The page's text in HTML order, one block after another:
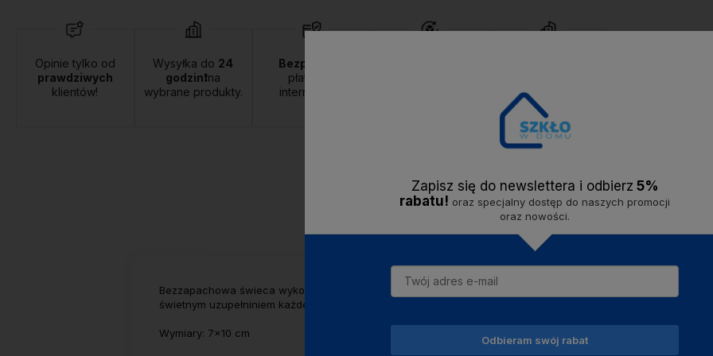
Opinie tylko od
prawdziwych
klientów!
Wysyłka do 24
godzin❗na
wybrane produkty.
Bezpieczne
płatności
internetowe.
od2020 roku.
Bezzapachowa świeca wykonana z parafiny. Przemyślany design, który sprawdzi się w każdym domu.
świetnym uzupełniniem każdego świecznika i lampionu. Uzupełni zarówno świąteczny stół, jak i wiosenne lub
Wymiary: 7x10 cm
Zapisz się do newslettera i odbierz 5%
rabatu! oraz specjalny dostęp do naszych promocji
oraz nowości.
Odbieram swój rabat